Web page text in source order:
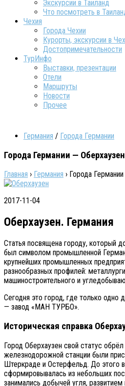
Экскурсии в Таиланд
Что посмотреть в
Чехия
Города Чехии
Курорты, экскурсии в
Достопримечательности
ТурИнфо
Выставки, презентации
Отели
Маршруты
Новости
Прочее
Германия / Города Германии
Города Германии — Оберхаузен
Главная › Германия › Города
2017-11-04
Оберхаузен. Германия
Статья посвящена городу, который
был символом промышленной
крупнейших промышленных
разнообразных профилей:
машиностроительного и
Сегодня это город, где только одно
— завод «МАН ТУРБО».
Историческая справка
Город Оберхаузен свой статус
железнодорожной станции были
Штеркраде и Остерфельд. До этого
сформировывалась из небольших
занимались добычей угля,